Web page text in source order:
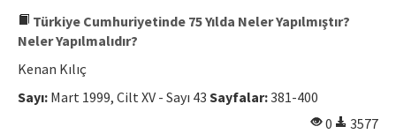
Türkiye Cumhuriyetinde 75 Yılda Neler Yapılmıştır?
Neler Yapılmalıdır?
Kenan Kılıç
Sayı: Mart 1999, Cilt XV - Sayı 43 Sayfalar:381-400
0
3577